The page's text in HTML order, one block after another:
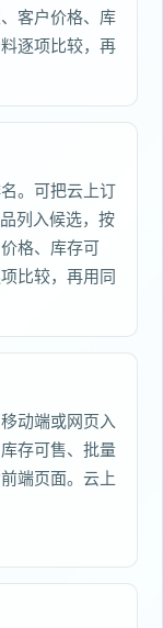
客户价格、库
逐项比较，再
。可把云上订
列入候选，按
格、库存可
比较，再用同
动端或网页入
存可售、批量
端页面。云上